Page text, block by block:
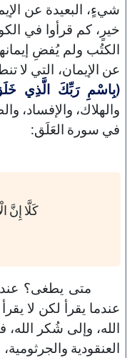
شيءٍ، البعيدة عن
خيرٍ، كم قرأوا في
الكتُب ولم يُفضِ
عن الإيمان، التي لا
(بِاسْمِ رَبِّكَ الَّذِي
والهلاك، والإفساد،
في سورة العَلَق:
كَلَّا إِنَّ
متى يطغى؟
عندما يقرأ لكن لا
الله، وإلى شُكر الله،
العنقودية